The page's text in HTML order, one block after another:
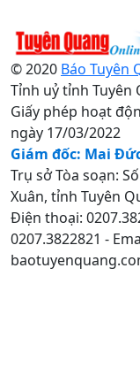
© 2020 Báo Tuyên
Tỉnh uỷ tỉnh Tuyên
Giấy phép hoạt
ngày 17/03/2022
Giám đốc: Mai
Trụ sở Tòa soạn:
Xuân, tỉnh Tuyên
Điện thoại:
0207.3822821 -